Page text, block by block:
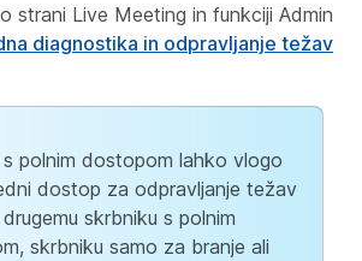
strani Live Meeting in funkciji Admin
diagnostika in odpravljanje težav
polnim dostopom lahko vlogo
dostop za odpravljanje težav
skrbniku s polnim
skrbniku samo za branje ali